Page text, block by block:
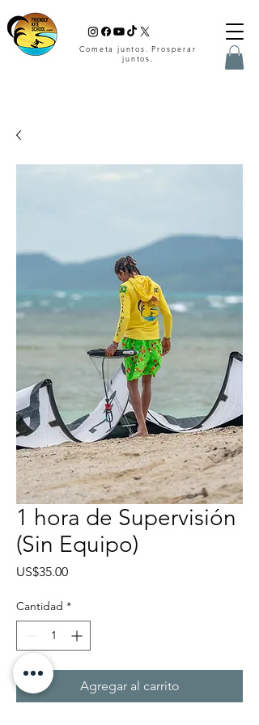
Cometa juntos. Prosperar
juntos.
1 hora de Supervisión
(Sin Equipo)
US$35.00Precio
Cantidad *
Agregar al carrito